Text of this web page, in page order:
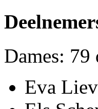
Dames: 79
Eva